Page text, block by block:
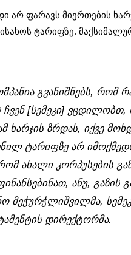
არ ფარავს მიერთების
ტარიფზე.
გვანიშნებს, რომ
[სემეკი]
ხარჯის ზრდას, იქვე
ტარიფზე არ
ახალი კორპუსების
ანუ,
მეჭურჭლიშვილმა,
დირექტორმა.